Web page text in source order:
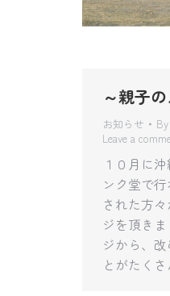
～親子
お知らせ By
Leave a
１０月に
ンク堂で
された方
ジを頂き
ジから、
とがたく